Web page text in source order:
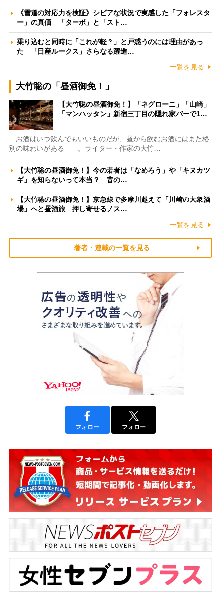
《雪道の対応力を検証》シビアな状況で実感した「フォレスタ
ー」の真価 「ターボ」と「スト…
乗り込むと同時に「これが軽？」と戸惑うのには理由があっ
た 「日産ルークス」さらなる躍進…
一覧を見る
大竹聡の「昼酒御免！」
【大竹聡の昼酒御免！】「ネグローニ」「山崎」
「マンハッタン」新宿三丁目の隠れ家バーで1…
お酒はいつ飲んでもいいものだが、昼から飲むお酒にはまた格
別の味わいがある――。ライター・作家の大竹…
【大竹聡の昼酒御免！】今の若者は「なめろう」や「キヌカツ
ギ」を知らないって本当？ 昔の…
【大竹聡の昼酒御免！】京急線で多摩川越えて「川崎の大衆酒
場」へと昼酒旅 押し寄せるノス…
一覧を見る
著者・連載の一覧を見る
フォロー フォロー